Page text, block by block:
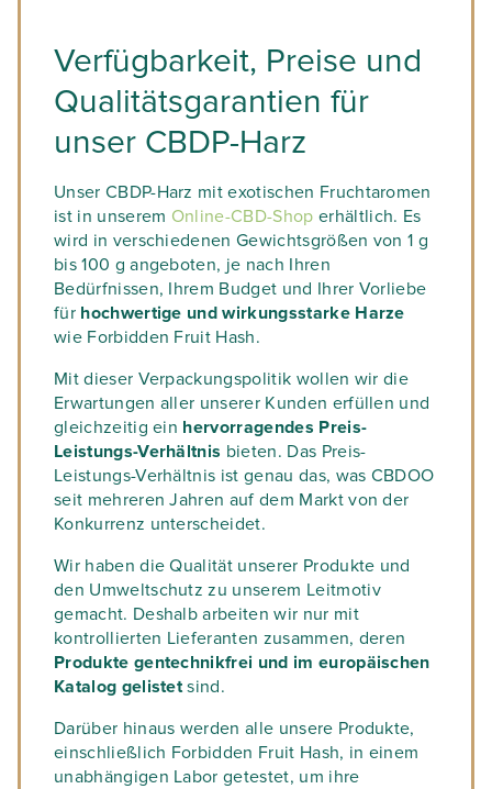
Verfügbarkeit, Preise und
Qualitätsgarantien für
unser CBDP-Harz
Unser CBDP-Harz mit exotischen Fruchtaromen
ist in unserem Online-CBD-Shop erhältlich. Es
wird in verschiedenen Gewichtsgrößen von 1 g
bis 100 g angeboten, je nach Ihren
Bedürfnissen, Ihrem Budget und Ihrer Vorliebe
für hochwertige und wirkungsstarke Harze
wie Forbidden Fruit Hash.
Mit dieser Verpackungspolitik wollen wir die
Erwartungen aller unserer Kunden erfüllen und
gleichzeitig ein hervorragendes Preis-
Leistungs-Verhältnis bieten. Das Preis-
Leistungs-Verhältnis ist genau das, was CBDOO
seit mehreren Jahren auf dem Markt von der
Konkurrenz unterscheidet.
Wir haben die Qualität unserer Produkte und
den Umweltschutz zu unserem Leitmotiv
gemacht. Deshalb arbeiten wir nur mit
kontrollierten Lieferanten zusammen, deren
Produkte gentechnikfrei und im europäischen
Katalog gelistetsind.
Darüber hinaus werden alle unsere Produkte,
einschließlich Forbidden Fruit Hash, in einem
unabhängigen Labor getestet, um ihre